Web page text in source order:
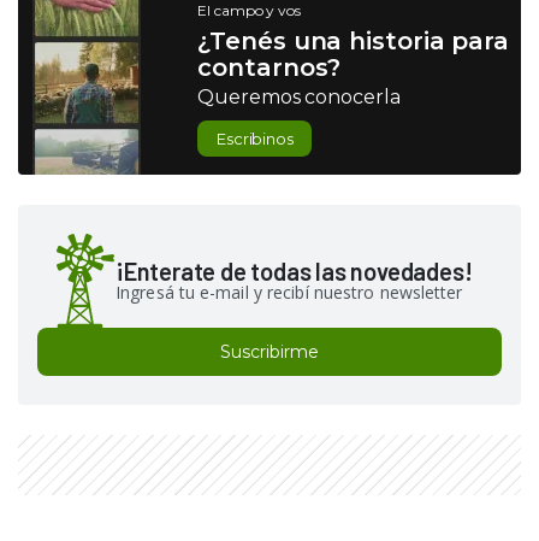
El campo y vos
¿Tenés una historia para
contarnos?
Queremos conocerla
Escribinos
¡Enterate de todas las novedades!
Ingresá tu e-mail y recibí nuestro newsletter
Suscribirme